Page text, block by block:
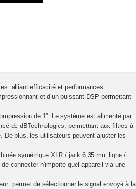
alliant efficacité et performances
et d’un puissant DSP permettant
de 1”. Le système est alimenté par
de dBTechnologies, permettant aux filtres à
De plus, les utilisateurs peuvent ajuster les
symétrique XLR / jack 6,35 mm ligne /
connecter n’importe quel appareil via une
permet de sélectionner le signal envoyé à la